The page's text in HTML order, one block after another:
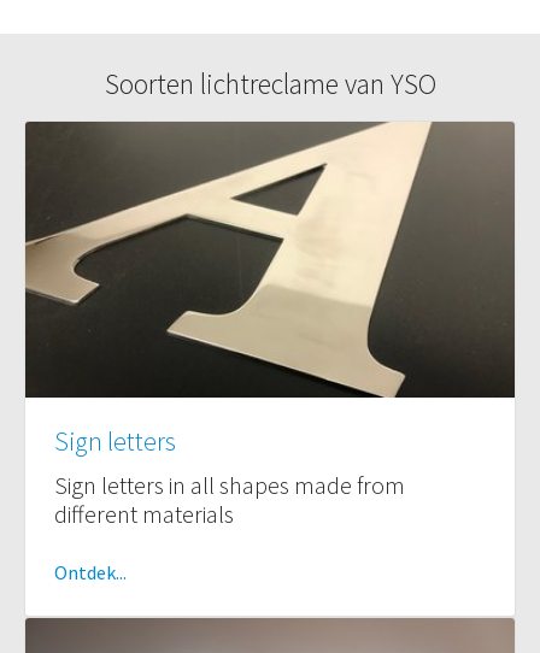
Soorten lichtreclame van YSO
Sign letters
Sign letters in all shapes made from
different materials
Ontdek...